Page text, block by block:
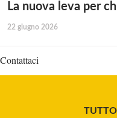
La nuova leva per
22 giugno 2026
Contattaci